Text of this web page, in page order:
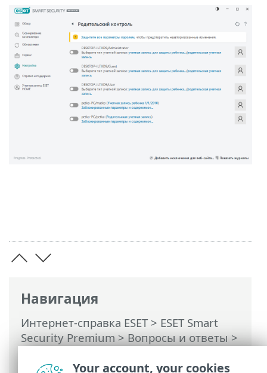
Навигация
Интернет-справка ESET> ESET Smart
Security Premium>Вопросы и ответы>
для учетной записи
Your account, your cookies